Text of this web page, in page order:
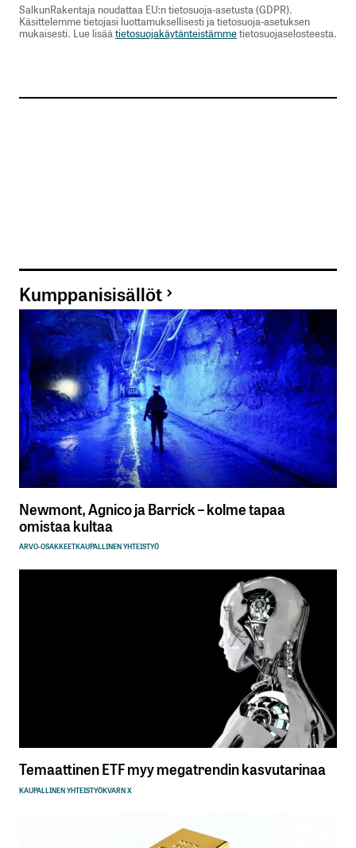
SalkunRakentaja noudattaa EU:n tietosuoja-asetusta (GDPR).
Käsittelemme tietojasi luottamuksellisesti ja tietosuoja-asetuksen
mukaisesti. Lue lisää tietosuojakäytänteistämmetietosuojaselosteesta.
Kumppanisisällöt
Newmont, Agnico ja Barrick – kolme tapaa
omistaa kultaa
ARVO-OSAKKEETKAUPALLINEN YHTEISTYÖ
Temaattinen ETF myy megatrendin kasvutarinaa
KAUPALLINEN YHTEISTYÖKVARN X